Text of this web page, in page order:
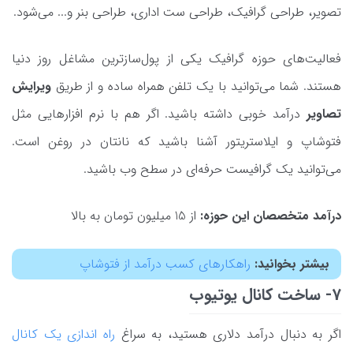
تصویر، طراحی گرافیک، طراحی ست اداری، طراحی بنر و... می‌شود.
فعالیت‌های حوزه گرافیک یکی از پول‌سازترین مشاغل روز دنیا
هستند. شما می‌توانید با یک تلفن همراه ساده و از طریق ویرایش
تصاویر درآمد خوبی داشته باشید. اگر هم با نرم افزارهایی مثل
فتوشاپ و ایلاستریتور آشنا باشید که نانتان در روغن است.
می‌توانید یک گرافیست حرفه‌ای در سطح وب باشید.
درآمد متخصصان این حوزه: از 15 میلیون تومان به بالا
بیشتر بخوانید: راهکارهای کسب درآمد از فتوشاپ
7- ساخت کانال یوتیوب
اگر به دنبال درآمد دلاری هستید، به سراغ راه اندازی یک کانال